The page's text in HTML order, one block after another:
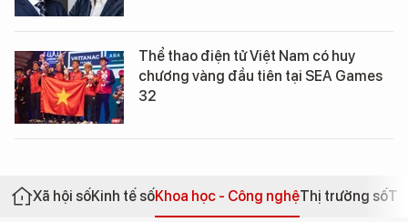
Thể thao điện tử Việt Nam có huy
chương vàng đầu tiên tại SEA Games
32
Xã hội sốKinh tế sốKhoa học - Công nghệThị trường số